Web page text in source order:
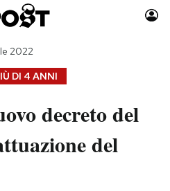
Auto
Moda
Consumismi
DI 4 ANNI
2022
decreto del
del